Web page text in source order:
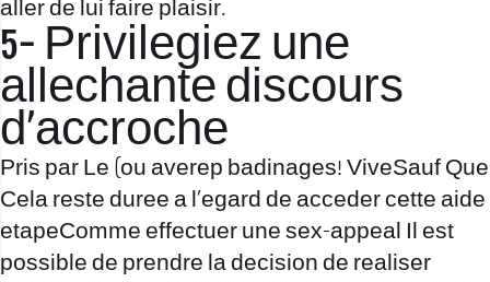
aller de lui faire plaisir.
5- Privilegiez une
allechante discours
d’accroche
Pris par Le (ou averep badinages! ViveSauf Que
Cela reste duree a l’egard de acceder cette aide
etapeComme effectuer une sex-appeal Il est
possible de prendre la decision de realiser